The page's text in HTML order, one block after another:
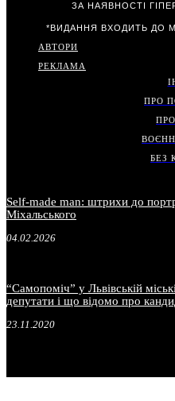
ЗА НАЯВНОСТІ
*ВИДАННЯ ВХОДИТЬ ДО
АВТОРИ
РЕКЛАМА
ПРО
БЕЗ
Self-made man: штрихи до
Міхальського
04.02.2026
“Самопоміч” у Львівській
депутати і що відомо про
23.11.2020